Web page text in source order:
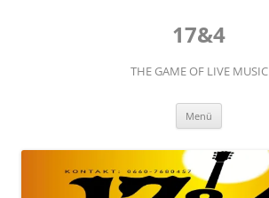
17&4
THE GAME OF LIVE MUSIC
Menü